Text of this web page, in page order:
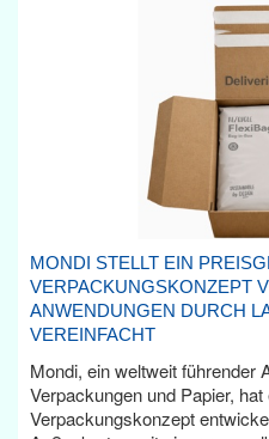
MONDI STELLT EIN
VERPACKUNGSKONZEPT
ANWENDUNGEN DURCH
VEREINFACHT
Mondi, ein weltweit führender
Verpackungen und Papier,
Verpackungskonzept